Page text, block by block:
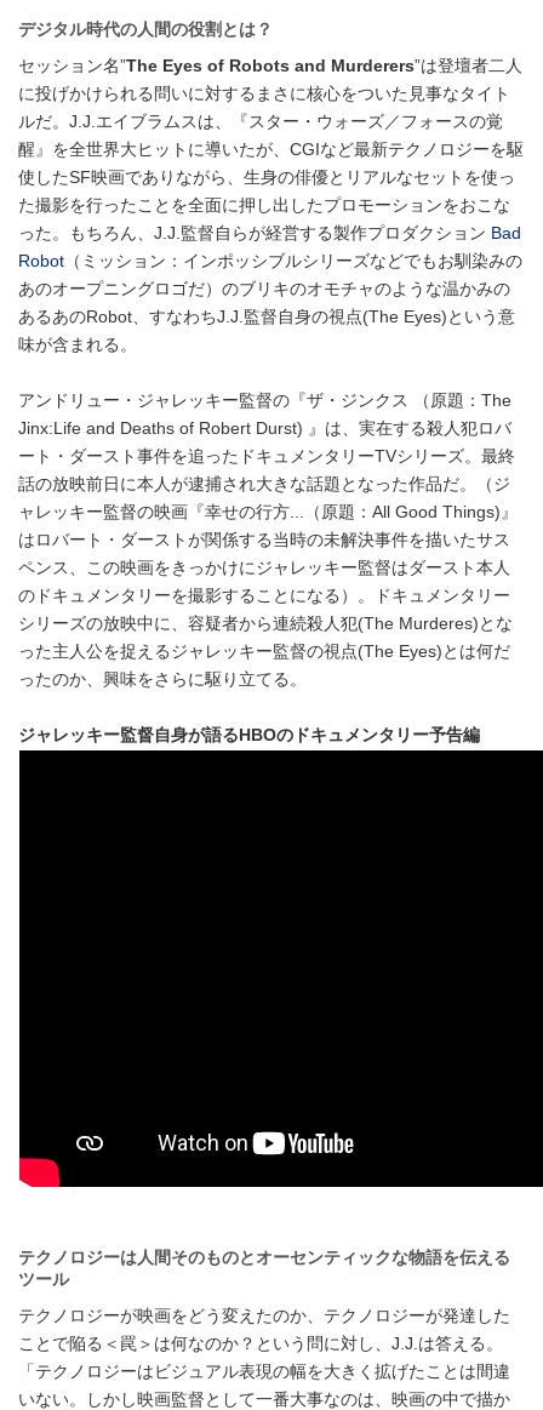
デジタル時代の人間の役割とは？
セッション名”The Eyes of Robots and Murderers”は登壇者二人
に投げかけられる問いに対するまさに核心をついた見事なタイト
ルだ。J.J.エイブラムスは、『スター・ウォーズ／フォースの覚
醒 』を全世界大ヒットに導いたが、CGIなど最新テクノロジーを駆
使したSF映画でありながら、生身の俳優とリアルなセットを使っ
た撮影を行ったことを全面に押し出したプロモーションをおこな
った。もちろん、J.J.監督自らが経営する製作プロダクション Bad
Robot （ミッション：インポッシブルシリーズなどでもお馴染みの
あのオープニングロゴだ）のブリキのオモチャのような温かみの
あるあのRobot、すなわちJ.J.監督自身の視点(The Eyes)という意
味が含まれる。
アンドリュー・ジャレッキー監督の『ザ・ジンクス （原題：The
Jinx:Life and Deaths of Robert Durst) 』は、実在する殺人犯ロバ
ート・ダースト事件を追ったドキュメンタリーTVシリーズ。最終
話の放映前日に本人が逮捕され大きな話題となった作品だ。（ジ
ャレッキー監督の映画『幸せの行方...（原題：All Good Things)』
はロバート・ダーストが関係する当時の未解決事件を描いたサス
ペンス、この映画をきっかけにジャレッキー監督はダースト本人
のドキュメンタリーを撮影することになる）。ドキュメンタリー
シリーズの放映中に、容疑者から連続殺人犯(The Murderes)とな
った主人公を捉えるジャレッキー監督の視点(The Eyes)とは何だ
ったのか、興味をさらに駆り立てる。
ジャレッキー監督自身が語るHBOのドキュメンタリー予告編
テクノロジーは人間そのものとオーセンティックな物語を伝える
ツール
テクノロジーが映画をどう変えたのか、テクノロジーが発達した
ことで陥る＜罠＞は何なのか？という問に対し、J.J.は答える。
「テクノロジーはビジュアル表現の幅を大きく拡げたことは間違
いない。しかし映画監督として一番大事なのは、映画の中で描か